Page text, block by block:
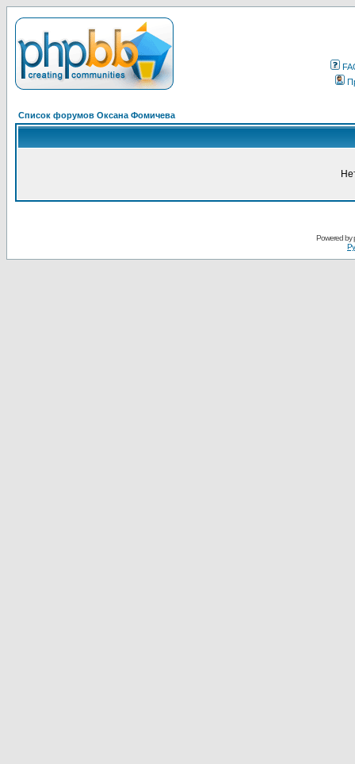
Список форумов Оксана Фомичева
Powered by